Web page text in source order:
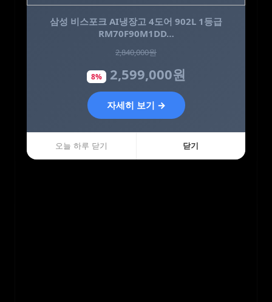
네이처메이드 칼슘 마그네슘 아연 비타민D 180
정, 1개
25,000원
17% 20,800원
자세히 보기 →
오늘 하루 닫기 닫기
삼성 비스포크 AI냉장고 4도어 902L 1등급
RM70F90M1DD…
2,840,000원
8% 2,599,000원
자세히 보기 →
오늘 하루 닫기 닫기